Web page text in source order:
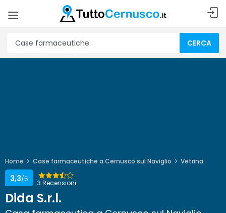
CERCA
Home Case farmaceutiche a Cernusco sul Naviglio Vetrina
3 Recensioni
3,3/5
Dida S.r.l.